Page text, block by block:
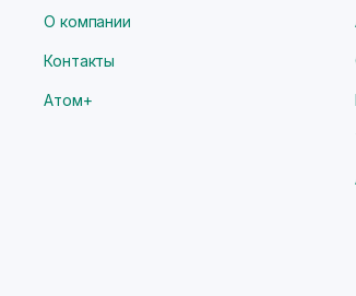
О компании
Контакты
Атом+